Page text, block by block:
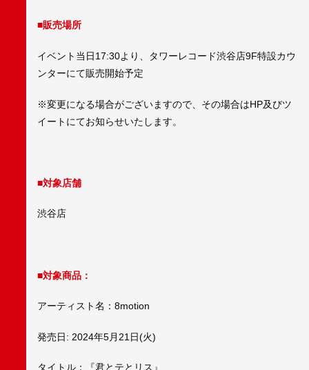
■販売場所
イベント当日17:30より、タワーレコード渋谷店9F特設カウ
ンターにて販売開始予定
※変更になる場合がございますので、その場合はHP及びツ
イートにてお知らせいたします。
■対象店舗
渋谷店
■対象商品：
アーティスト名：8motion
発売日: 2024年5月21日(火)
タイトル：『君とテとリス』